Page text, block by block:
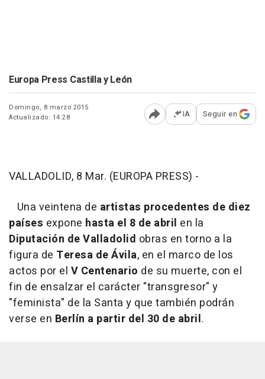
Europa Press Castilla y León
Domingo, 8 marzo 2015
Actualizado: 14:28
Abrir opciones para
IA Seguir en
VALLADOLID, 8 Mar. (EUROPA PRESS) -
Una veintena de artistas procedentes de diez
países expone hasta el 8 de abril en la
Diputación de Valladolid obras en torno a la
figura de Teresa de Ávila, en el marco de los
actos por el V Centenario de su muerte, con el
fin de ensalzar el carácter "transgresor" y
"feminista" de la Santa y que también podrán
verse en Berlín a partir del 30 de abril.